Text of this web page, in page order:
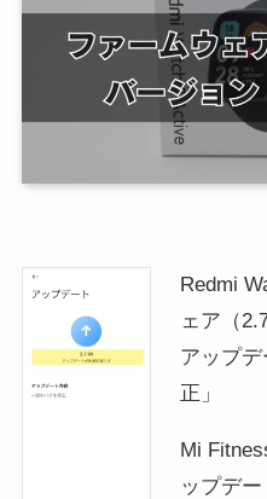
Redmi
ェア（
アップ
正」
Mi
ップデ